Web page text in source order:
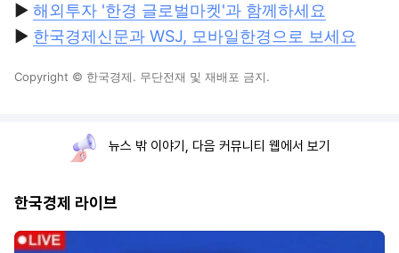
▶ 해외투자 '한경 글로벌마켓'과 함께하세요
▶ 한국경제신문과 WSJ, 모바일한경으로 보세요
Copyright © 한국경제. 무단전재 및 재배포 금지.
뉴스 밖 이야기, 다음 커뮤니티 웹에서 보기
한국경제 라이브